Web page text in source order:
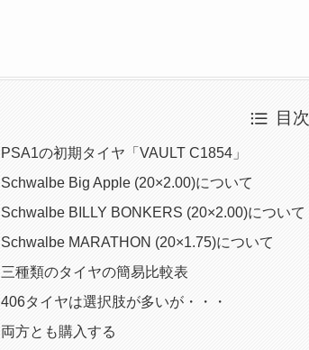
目次
PSA1の初期タイヤ「VAULT C1854」
Schwalbe Big Apple (20×2.00)について
Schwalbe BILLY BONKERS (20×2.00)について
Schwalbe MARATHON (20×1.75)について
三種類のタイヤの簡易比較表
406タイヤは選択肢が多いが・・・
両方とも購入する